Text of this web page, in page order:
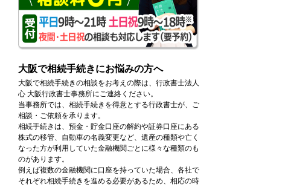
大阪で相続手続きにお悩みの方へ
大阪で相続手続きの相談をお考えの際は、行政書士法人
心 大阪行政書士事務所にご連絡ください。
当事務所では、相続手続きを得意とする行政書士が、ご
相談・ご依頼を承ります。
相続手続きは、預金・貯金口座の解約や証券口座にある
株式の移管、自動車の名義変更など、遺産の種類や亡く
なった方が利用していた金融機関ごとに様々な種類のも
のがあります。
例えば複数の金融機関に口座を持っていた場合、各社で
それぞれ相続手続きを進める必要があるため、相応の時